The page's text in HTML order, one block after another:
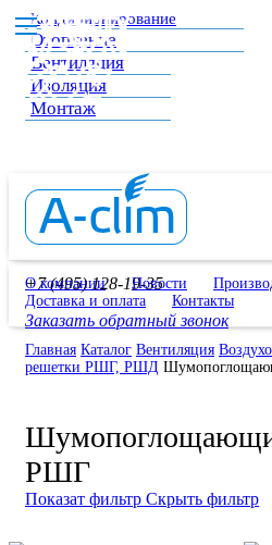
Кондиционирование
Отопление
Вентиляция
Изоляция
Монтаж
+7 (495) 128-19-35
Заказать обратный звонок
О компании Новости
Доставка и оплата
Контакты
Главная Каталог Вентиляция
решетки РШГ, РШД
РШГ
Показат фильтр Скрыть фильтр